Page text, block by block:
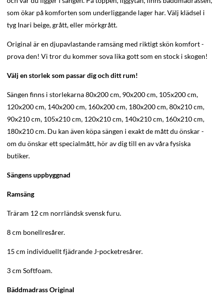
som ökar på komforten som underliggande lager har. Välj klädsel i
tyg Inari beige, grått, eller mörkgrått.
Original är en djupavlastande ramsäng med riktigt skön komfort -
prova den! Vi tror du kommer sova lika gott som en stock i skogen!
Välj en storlek som passar dig och ditt rum!
Sängen finns i storlekarna 80x200 cm, 90x200 cm, 105x200 cm,
120x200 cm, 140x200 cm, 160x200 cm, 180x200 cm, 80x210 cm,
90x210 cm, 105x210 cm, 120x210 cm, 140x210 cm, 160x210 cm,
180x210 cm. Du kan även köpa sängen i exakt de mått du önskar -
om du önskar ett specialmått, hör av dig till en av våra fysiska
butiker.
Sängens uppbyggnad
Ramsäng
Träram 12 cm norrländsk svensk furu.
8 cm bonellresårer.
15 cm individuellt fjädrande J-pocketresårer.
3 cm Softfoam.
Bäddmadrass Original